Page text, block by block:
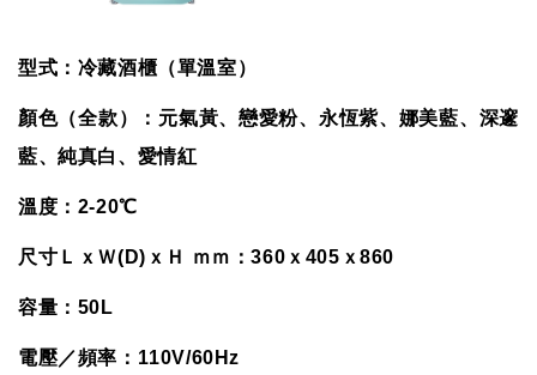
型式：冷藏酒櫃（單溫室）
顏色（全款）：元氣黃、戀愛粉、永恆紫、娜美藍、深邃
藍、純真白、愛情紅
溫度：2-20℃
尺寸ＬｘＷ(D)ｘＨ ｍｍ：360ｘ405ｘ860
容量：50L
電壓／頻率：110V/60Hz